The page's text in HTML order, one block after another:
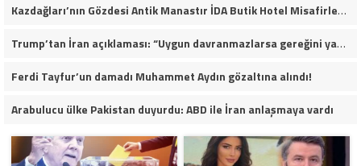
Kazdağları’nın Gözdesi Antik Manastır İDA Butik Hotel Misafirlerinden Tam Not Alıyor
Trump’tan İran açıklaması: “Uygun davranmazlarsa gereğini yaparım”
Ferdi Tayfur’un damadı Muhammet Aydın gözaltına alındı!
Arabulucu ülke Pakistan duyurdu: ABD ile İran anlaşmaya vardı